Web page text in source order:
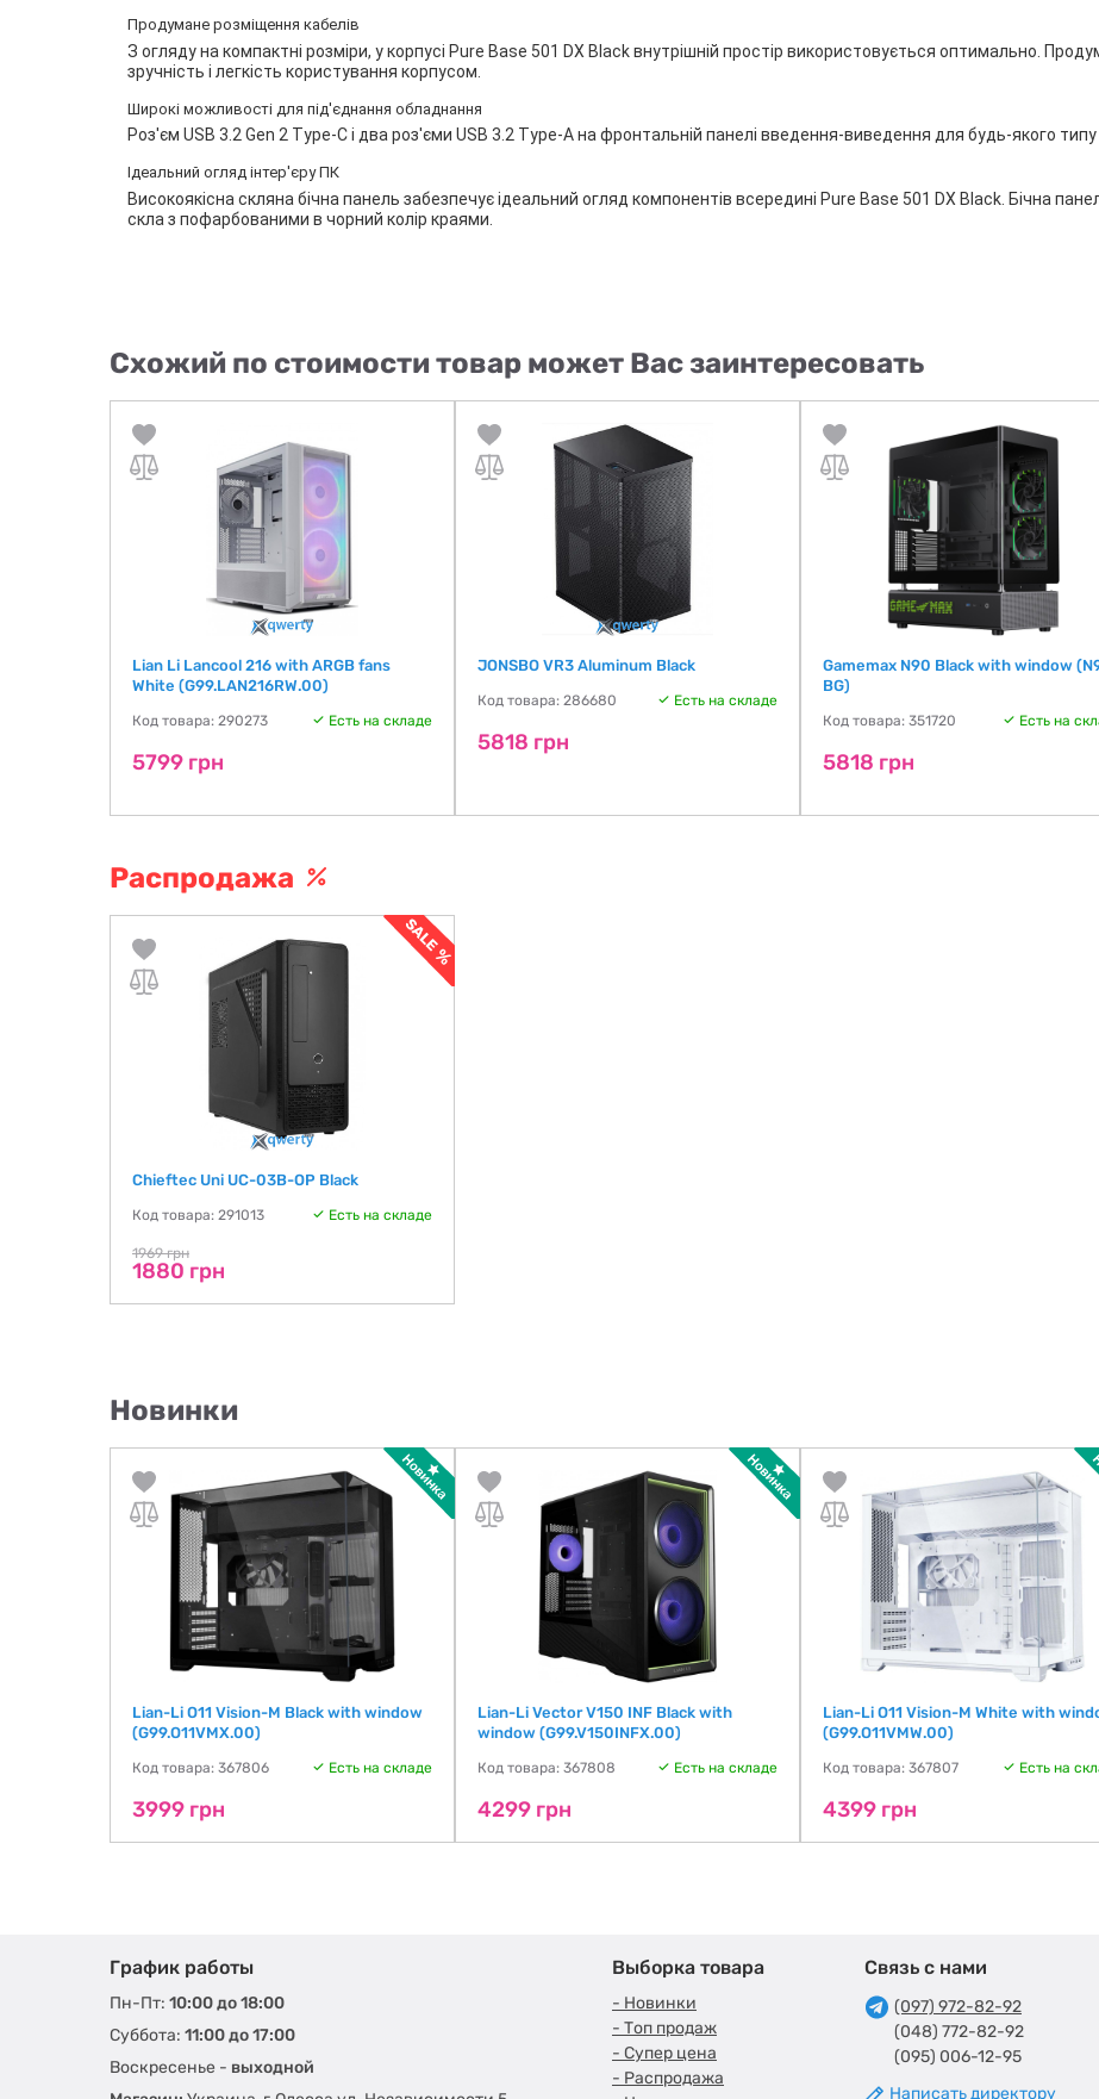
Продумане розміщення кабелів
З огляду на компактні розміри, у корпусі Pure Base 501 DX Black внутрішній простір використовується оптимально.
зручність і легкість користування корпусом.
Широкі можливості для під'єднання обладнання
Роз'єм USB 3.2 Gen 2 Type-C і два роз'єми USB 3.2 Type-A на фронтальній панелі введення-виведення для будь-якого
Ідеальний огляд інтер'єру ПК
Високоякісна скляна бічна панель забезпечує ідеальний огляд компонентів всередині Pure Base 501 DX Black. Бічна
скла з пофарбованими в чорний колір краями.
Схожий по стоимости товар может Вас заинтересовать
Lian Li Lancool 216 with ARGB fans
White (G99.LAN216RW.00)
Код товара: 290273 Есть на складе
5799 грн
JONSBO VR3 Aluminum Black
Код товара: 286680 Есть на складе
5818 грн
Gamemax N90 Black with window
BG)
Код товара: 351720 Есть на
5818 грн
Распродажа
Chieftec Uni UC-03B-OP Black
Код товара: 291013 Есть на складе
1969 грн
1880 грн
Новинки
Lian-Li O11 Vision-M Black with window
(G99.O11VMX.00)
Код товара: 367806 Есть на складе
3999 грн
Lian-Li Vector V150 INF Black with
window (G99.V150INFX.00)
Код товара: 367808 Есть на складе
4299 грн
Lian-Li O11 Vision-M White with
(G99.O11VMW.00)
Код товара: 367807 Есть на
4399 грн
График работы
Пн-Пт: 10:00 до 18:00
Суббота: 11:00 до 17:00
Воскресенье - выходной
Выборка товара
- Новинки
- Топ продаж
- Супер цена
- Распродажа
Связь с нами
(097) 972-82-92
(048) 772-82-92
(095) 006-12-95
Написать директору